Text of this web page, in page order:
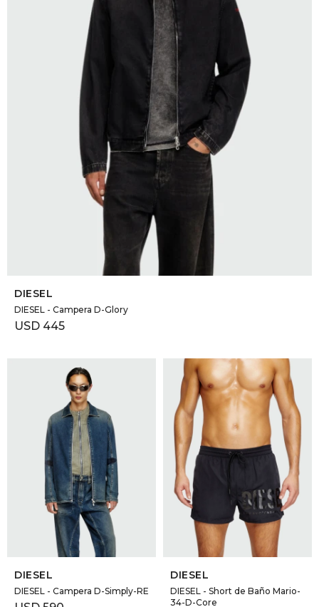
SELECCIONAR TALLE
DIESEL
DIESEL - Campera D-Glory
USD 445
SELECCIONAR TALLE
DIESEL
DIESEL - Campera D-Simply-RE
SELECCIONAR TALLE
DIESEL
DIESEL - Short de Baño Mario-
34-D-Core